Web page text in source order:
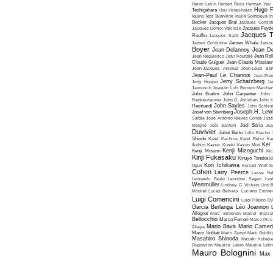
Henry Levin Herbert Ross Herman Yau
Teshigahara Hou Hsiao-hsien Hugo
Iquino Igor Talankine Ioulia Solntseva
Becker Jacques Bral Jacques
Jacques Doniol-Valcroze Jacques
Rouffio Jacques Santi Jacques
James Goldstone James Whale
Boyer Jean Delannoy Jean
Jean Negulesco Jean Pourtalé Jean
Claude Guiguet Jean-Claude
Jean-Jacques Annaud Jean-Louis
Jean-Paul Le Chanois
Jean-
Jerry Hopper Jerry Schatzberg
Jarmusch Joaquin Luis Romero
John Brahm
John Carpenter
John
Frankenheimer John G. Avildsen John
Reinhardt John Sayles John
Josef von Sternberg Joseph H.
Safdie José Antonio Nieves Conde
Moigné Joël Santoni Joël Séria
Duvivier Juliet Berto Julio Bracho
Shindo Karel Kachina Karel Reisz
Ikehiro Kazuo Kuroki Kazuo Mori Kei
Kenji Misumi Kenji Mizoguchi
Kinji Fukasaku Kinuyo Tanaka
Oguri Kon Ichikawa Konrad Wolf
Cohen Larry Peerce
Lasse
Leonardo Favio
Leontine Sagan
Wertmüller Lindsey C. Vickers Lino
Moullet Lucas Belvaux Luciano Emmer
Luigi Comencini Luigi Filippo
Garcia Berlanga Léo Joannon
Allégret Marc Simenon Marcel
Bellocchio Marco Ferreri Marco Pico
Abaya Mario Bava Mario
Mario Soldati Mario Zampi Mark
Masahiro Shinoda Masaki
Dugowson Maurice Labro Maurice
Mauro Bolognini Max